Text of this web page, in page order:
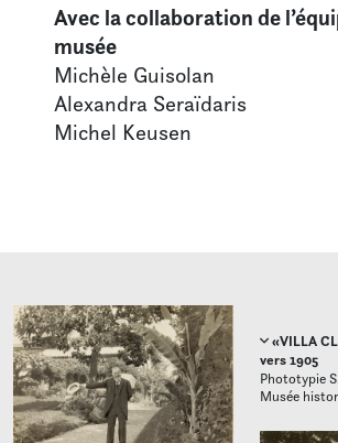
Avec la collaboration de
musée
Michèle Guisolan
Alexandra Seraïdaris
Michel Keusen
«VILLA
vers 1905
Phototypie
Musée